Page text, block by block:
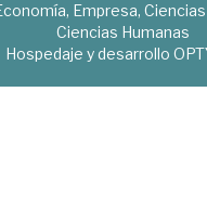
Empresa,
Ciencias Humanas
Hospedaje y desarrollo